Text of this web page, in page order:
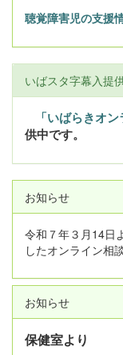
聴覚障害児の支援
いばスタ字幕入提
「いばらきオ
供中です。
お知らせ
令和７年３月14日
したオンライン相
お知らせ
保健室より